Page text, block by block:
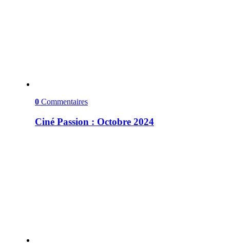
0 Commentaires
Ciné Passion : Octobre 2024